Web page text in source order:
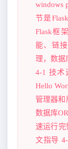
windows
节是
Flask框
能、链
理，数据
4-1 技术
Hello
管理器和
数据库
速运行完
文指导